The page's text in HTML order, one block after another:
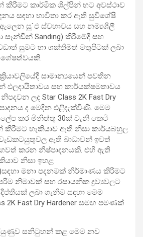
කිරීමට කාර්මික ශිල්පීන් හට අවස්ථාව
සඳහා භාවිතා කර ඇති සුවිශේෂී
සු`ඵ ස්වභාවය සහ නම්‍යශීලී
Sanding) කිරීමේදී සහ
සුමට හා ශක්තිමත් මතුපිටක් ලබා
සාමාන්‍යයෙන් පවතින
ඵලදායිතාවය සහ කාර්යක්ෂමතාවය
ලද Star Class 2K Fast Dry
ද මෙදින එළිදැක්විණි. මෙම
කර මිනිත්තු 30ක් වැනි කෙටි
කිරීමට හැකියාව ඇති නිසා කාර්යබහුල
ඇති බාධාවන් ඉවත්
කරන නිෂ්පාදනයකි. එහි ඇති
නිසා ඉහළ
මනා පදනමක් නිර්මාණය කිරීමට
නිමාවක් සහ රසායනික ද්‍රව්‍යවලට
ලබා ගැනීම සඳහා මෙම
2K Fast Dry Hardener සමඟ පමණක්
සනිටුහන් කළ මෙම නව